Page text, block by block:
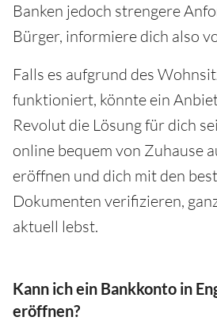
Banken jedoch strengere
Bürger, informiere dich also
Falls es aufgrund des
funktioniert, könnte ein
Revolut die Lösung für dich
online bequem von Zuhause
eröffnen und dich mit den
Dokumenten verifizieren,
aktuell lebst.
Kann ich ein Bankkonto in
eröffnen?